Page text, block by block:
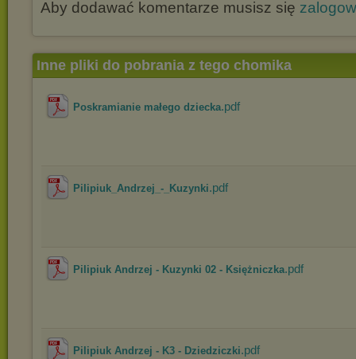
Aby dodawać komentarze musisz się
Inne pliki do pobrania z tego chomika
Poskramianie małego dziecka.pdf
Pilipiuk_Andrzej_-_Kuzynki.pdf
Pilipiuk Andrzej - Kuzynki 02 - Księżniczka.pdf
Pilipiuk Andrzej - K3 - Dziedziczki.pdf